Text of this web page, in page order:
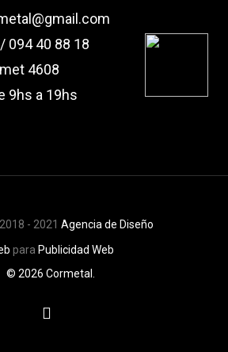
094 40 88 18
4608
9hs a 19hs
- 2021 Agencia de Diseño
para Publicidad Web
© 2026 Cormetal.
facebook